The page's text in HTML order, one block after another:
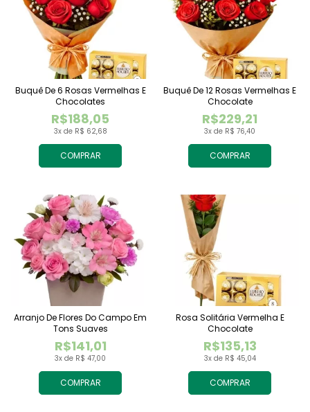
COMPRAR
3x de R$ 62,68
R$188,05
Buquê De 6 Rosas Vermelhas E
Chocolates
COMPRAR
3x de R$ 76,40
R$229,21
Buquê De 12 Rosas Vermelhas E
Chocolate
COMPRAR
3x de R$ 47,00
R$141,01
Arranjo De Flores Do Campo Em
Tons Suaves
COMPRAR
3x de R$ 45,04
R$135,13
Rosa Solitária Vermelha E
Chocolate